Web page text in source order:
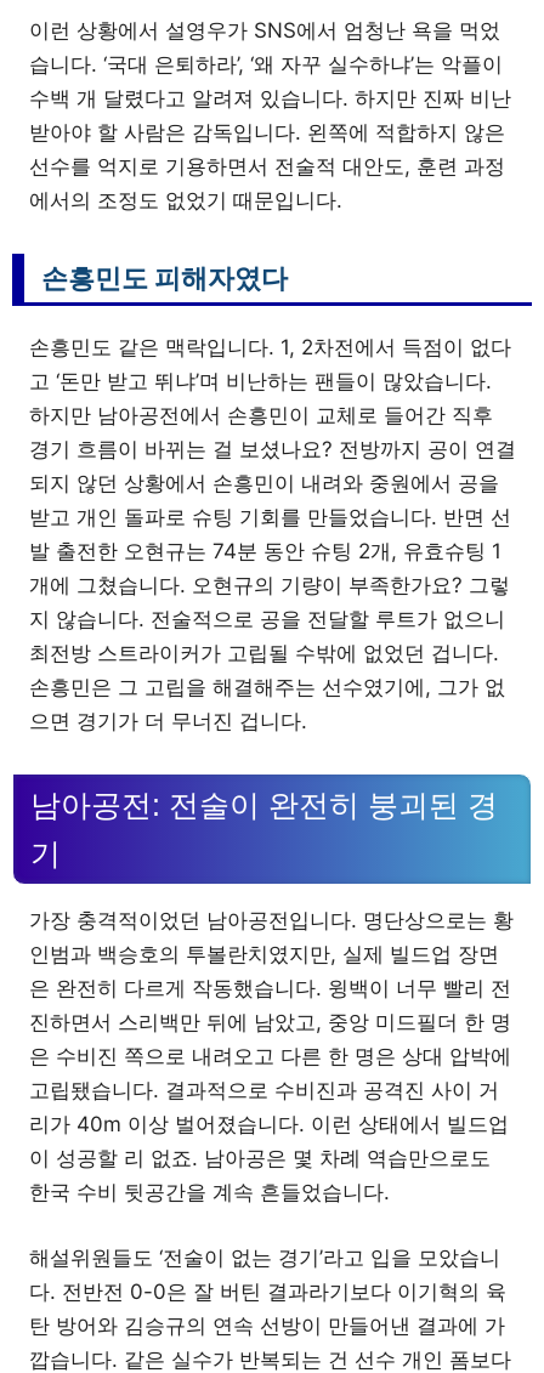
이런 상황에서 설영우가 SNS에서 엄청난 욕을 먹었
습니다. ‘국대 은퇴하라’, ‘왜 자꾸 실수하냐’는 악플이
수백 개 달렸다고 알려져 있습니다. 하지만 진짜 비난
받아야 할 사람은 감독입니다. 왼쪽에 적합하지 않은
선수를 억지로 기용하면서 전술적 대안도, 훈련 과정
에서의 조정도 없었기 때문입니다.
손흥민도 피해자였다
손흥민도 같은 맥락입니다. 1, 2차전에서 득점이 없다
고 ‘돈만 받고 뛰냐’며 비난하는 팬들이 많았습니다.
하지만 남아공전에서 손흥민이 교체로 들어간 직후
경기 흐름이 바뀌는 걸 보셨나요? 전방까지 공이 연결
되지 않던 상황에서 손흥민이 내려와 중원에서 공을
받고 개인 돌파로 슈팅 기회를 만들었습니다. 반면 선
발 출전한 오현규는 74분 동안 슈팅 2개, 유효슈팅 1
개에 그쳤습니다. 오현규의 기량이 부족한가요? 그렇
지 않습니다. 전술적으로 공을 전달할 루트가 없으니
최전방 스트라이커가 고립될 수밖에 없었던 겁니다.
손흥민은 그 고립을 해결해주는 선수였기에, 그가 없
으면 경기가 더 무너진 겁니다.
남아공전: 전술이 완전히 붕괴된 경
기
가장 충격적이었던 남아공전입니다. 명단상으로는 황
인범과 백승호의 투볼란치였지만, 실제 빌드업 장면
은 완전히 다르게 작동했습니다. 윙백이 너무 빨리 전
진하면서 스리백만 뒤에 남았고, 중앙 미드필더 한 명
은 수비진 쪽으로 내려오고 다른 한 명은 상대 압박에
고립됐습니다. 결과적으로 수비진과 공격진 사이 거
리가 40m 이상 벌어졌습니다. 이런 상태에서 빌드업
이 성공할 리 없죠. 남아공은 몇 차례 역습만으로도
한국 수비 뒷공간을 계속 흔들었습니다.
해설위원들도 ‘전술이 없는 경기’라고 입을 모았습니
다. 전반전 0-0은 잘 버틴 결과라기보다 이기혁의 육
탄 방어와 김승규의 연속 선방이 만들어낸 결과에 가
깝습니다. 같은 실수가 반복되는 건 선수 개인 폼보다